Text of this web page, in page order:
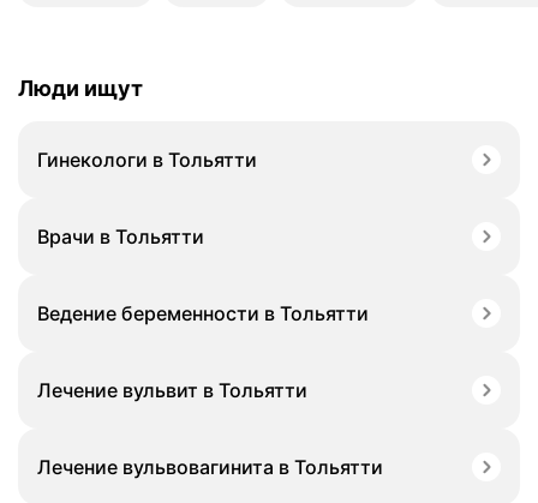
Люди ищут
Гинекологи в Тольятти
Врачи в Тольятти
Ведение беременности в Тольятти
Лечение вульвит в Тольятти
Лечение вульвовагинита в Тольятти